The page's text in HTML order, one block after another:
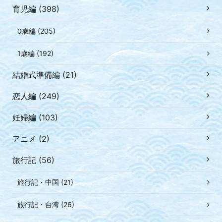
育児編 (398)
0歳編 (205)
1歳編 (192)
結婚式準備編 (21)
恋人編 (249)
妊婦編 (103)
アニメ (2)
旅行記 (56)
旅行記・中国 (21)
旅行記・台湾 (26)